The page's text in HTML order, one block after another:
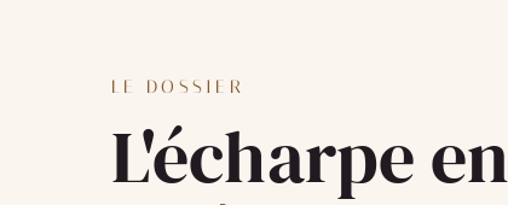
LE DOSSIER
L'écharpe en